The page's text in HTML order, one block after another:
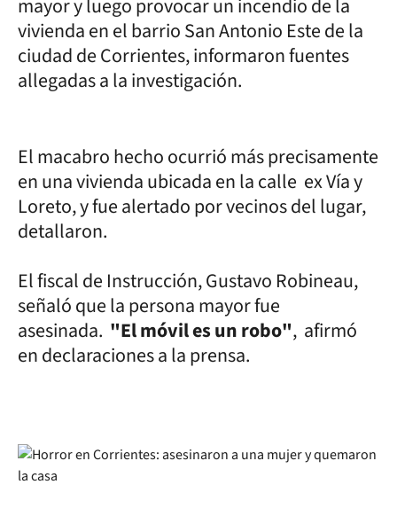
mayor y luego provocar un incendio de la
vivienda en el barrio San Antonio Este de la
ciudad de Corrientes, informaron fuentes
allegadas a la investigación.
El macabro hecho ocurrió más precisamente
en una vivienda ubicada en la calle ex Vía y
Loreto, y fue alertado por vecinos del lugar,
detallaron.
El fiscal de Instrucción, Gustavo Robineau,
señaló que la persona mayor fue
asesinada. "El móvil es un robo", afirmó
en declaraciones a la prensa.